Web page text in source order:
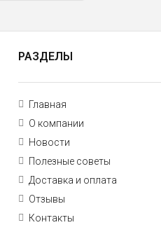
РАЗДЕЛЫ
Главная
О компании
Новости
Полезные советы
Доставка и оплата
Отзывы
Контакты